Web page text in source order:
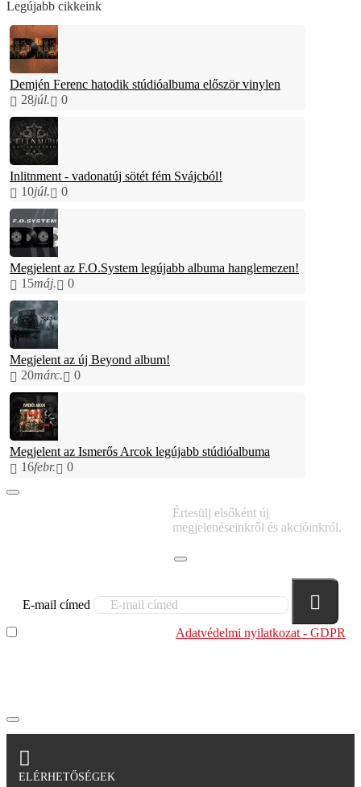
Legújabb cikkeink
Demjén Ferenc hatodik stúdióalbuma először vinylen
28júl. 0
Inlitnment - vadonatúj sötét fém Svájcból!
10júl. 0
Megjelent az F.O.System legújabb albuma hanglemezen!
15máj. 0
Megjelent az új Beyond album!
20márc. 0
Megjelent az Ismerős Arcok legújabb stúdióalbuma
16febr. 0
Értesülj elsőként új
megjelenéseinkről és akcióinkról.
E-mail címed
Adatvédelmi nyilatkozat - GDPR
ELÉRHETŐSÉGEK